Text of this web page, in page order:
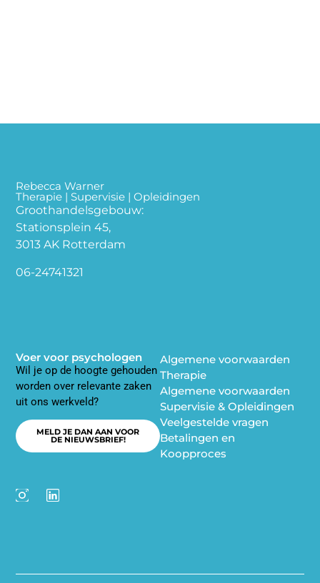
Rebecca Warner
Therapie | Supervisie | Opleidingen
Groothandelsgebouw:
Stationsplein 45,
3013 AK Rotterdam
06-24741321
Algemene voorwaarden
Therapie
Algemene voorwaarden
Supervisie & Opleidingen
Veelgestelde vragen
Betalingen en
Koopproces
Voer voor psychologen
Wil je op de hoogte gehouden
worden over relevante zaken
uit ons werkveld?
MELD JE DAN AAN VOOR
DE NIEUWSBRIEF!